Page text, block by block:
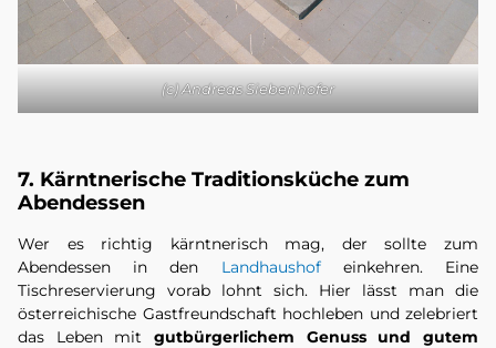
(c) Andreas Siebenhofer
7. Kärntnerische Traditionsküche zum
Abendessen
Wer es richtig kärntnerisch mag, der sollte zum
Abendessen in den Landhaushof einkehren. Eine
Tischreservierung vorab lohnt sich. Hier lässt man die
österreichische Gastfreundschaft hochleben und zelebriert
das Leben mit gutbürgerlichem Genuss und gutem